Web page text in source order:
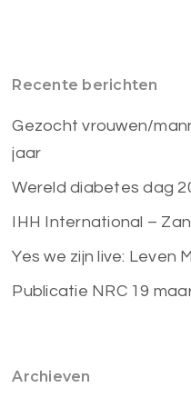
Recente berichten
Gezocht vrouwen/
jaar
Wereld diabetes dag
IHH International –
Yes we zijn live: Leven
Publicatie NRC 19
Archieven